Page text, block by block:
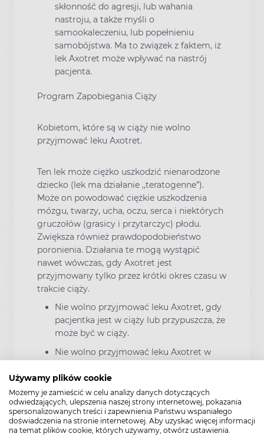
Używamy plików cookie
Możemy je zamieścić w celu analizy danych dotyczących
odwiedzających, ulepszenia naszej strony internetowej, pokazania
spersonalizowanych treści i zapewnienia Państwu wspaniałego
doświadczenia na stronie internetowej. Aby uzyskać więcej informacji
na temat plików cookie, których używamy, otwórz ustawienia.
skłonność do agresji, lub wahania
nastroju, a także myśli o
samookaleczeniu, lub popełnieniu
samobójstwa. Ma to związek z faktem, iż
lek Axotret może wpływać na nastrój
pacjenta.
Program Zapobiegania Ciąży
Kobietom, które są w ciąży nie wolno
przyjmować leku Axotret.
Ten lek może ciężko uszkodzić nienarodzone
dziecko (lek ma działanie ,,teratogenne”).
Może on powodować ciężkie uszkodzenia
mózgu, twarzy, ucha, oczu, serca i niektórych
gruczołów (grasicy i przytarczyc) płodu.
Zwiększa również prawdopodobieństwo
poronienia. Działania te mogą wystąpić
nawet wówczas, gdy Axotret jest
przyjmowany tylko przez krótki okres czasu w
trakcie ciąży.
Nie wolno przyjmować leku Axotret, gdy
pacjentka jest w ciąży lub przypuszcza, że
może być w ciąży.
Nie wolno przyjmować leku Axotret w
prawdopodobnie przenika do mleka
kobiecego i może uszkodzić dziecko.
Nie wolno przyjmować leku Axotret, jeśli
pacjentka mogłaby zajść w ciążę podczas